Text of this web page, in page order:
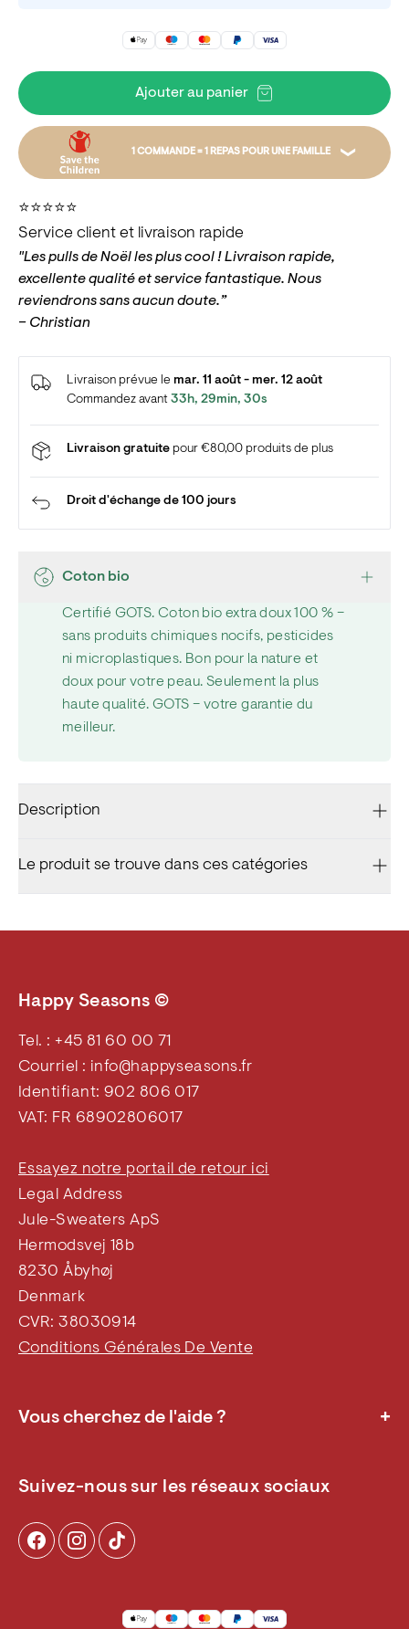
Ajouter au panier
1 COMMANDE = 1 REPAS POUR UNE FAMILLE
une famille en finançant des semences. Le don est
versé au fonds d’urgence pour l’enfance, qui peut
aider à fournir des repas, du matériel scolaire et bien
plus encore. Nous faisons un don pour chaque
commande à Save the Children.
⭐️⭐️⭐️⭐️⭐️
Service client et livraison rapide
"Les pulls de Noël les plus cool ! Livraison rapide,
excellente qualité et service fantastique. Nous
reviendrons sans aucun doute.”
– Christian
Livraison prévue le mar. 11 août - mer. 12 août
Commandez avant 33h, 29min, 30s
Livraison gratuite pour €80,00 produits de plus
Droit d'échange de 100 jours
Coton bio
Certifié GOTS. Coton bio extra doux 100 % –
sans produits chimiques nocifs, pesticides
ni microplastiques. Bon pour la nature et
doux pour votre peau. Seulement la plus
haute qualité. GOTS – votre garantie du
meilleur.
Description
Le produit se trouve dans ces catégories
Happy Seasons ©
Tel. : +45 81 60 00 71
Courriel : info@happyseasons.fr
Identifiant: 902 806 017
VAT: FR 68902806017
Essayez notre portail de retour ici
Legal Address
Jule-Sweaters ApS
Hermodsvej 18b
8230 Åbyhøj
Denmark
CVR: 38030914
Conditions Générales De Vente
Vous cherchez de l'aide ? +
Conditions generale d'achat
Politique en matière de Cookies et de Confidentialité
À propos de nous
Suivez-nous sur les réseaux sociaux